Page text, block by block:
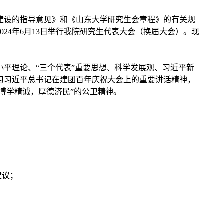
的指导意见》和《山东大学研究生会章程》的有关规
年6月 13 日举行我院研究生代表大会（换届大会）。现
理论、“三个代表”重要思想、科学发展观、习近平新
近平总书记在建团百年庆祝大会上的重要讲话精神，
精诚，厚德济民”的公卫精神。
；